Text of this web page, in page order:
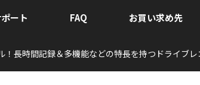
ート FAQ お買い求め先
！長時間記録＆多機能などの特長を持つドライブ